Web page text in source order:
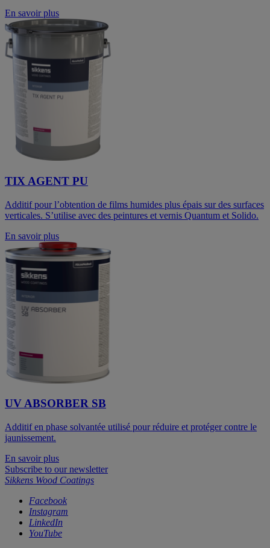
En savoir plus
TIX AGENT PU
Additif pour l’obtention de films humides plus épais sur des surfaces
verticales. S’utilise avec des peintures et vernis Quantum et Solido.
En savoir plus
UV ABSORBER SB
Additif en phase solvantée utilisé pour réduire et protéger contre le
jaunissement.
En savoir plus
Subscribe to our newsletter
Sikkens Wood Coatings
Facebook
Instagram
LinkedIn
YouTube